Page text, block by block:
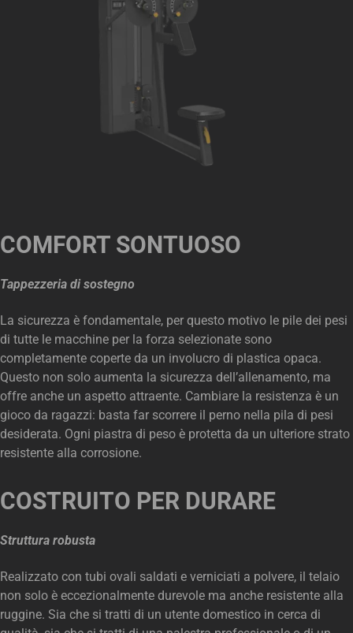
COMFORT SONTUOSO
Tappezzeria di sostegno
La sicurezza è fondamentale, per questo motivo le pile dei pesi
di tutte le macchine per la forza selezionate sono
completamente coperte da un involucro di plastica opaca.
Questo non solo aumenta la sicurezza dell’allenamento, ma
offre anche un aspetto attraente. Cambiare la resistenza è un
gioco da ragazzi: basta far scorrere il perno nella pila di pesi
desiderata. Ogni piastra di peso è protetta da un ulteriore strato
resistente alla corrosione.
COSTRUITO PER DURARE
Struttura robusta
Realizzato con tubi ovali saldati e verniciati a polvere, il telaio
non solo è eccezionalmente durevole ma anche resistente alla
ruggine. Sia che si tratti di un utente domestico in cerca di